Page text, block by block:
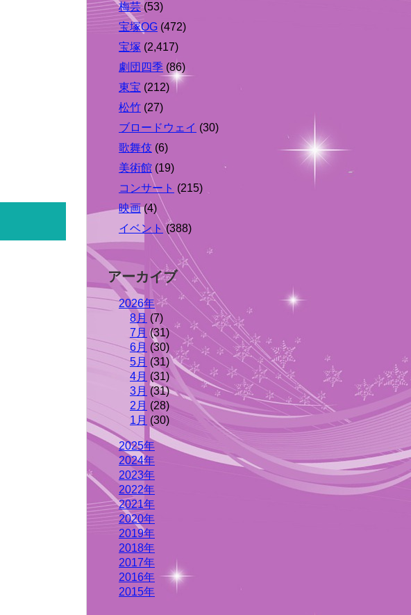
梅芸(53)
宝塚OG (472)
宝塚 (2,417)
劇団四季 (86)
東宝 (212)
松竹 (27)
ブロードウェイ (30)
歌舞伎 (6)
美術館 (19)
コンサート (215)
映画(4)
イベント(388)
アーカイブ
2026年
8月 (7)
7月 (31)
6月 (30)
5月 (31)
4月 (31)
3月 (31)
2月 (28)
1月 (30)
2025年
2024年
2023年
2022年
2021年
2020年
2019年
2018年
2017年
2016年
2015年